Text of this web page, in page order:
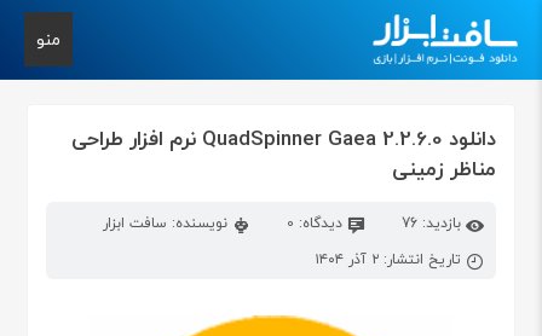
منو
دانلود QuadSpinner Gaea 2.2.6.0 نرم افزار طراحی
مناظر زمینی
بازدید: 76 دیدگاه: 0
نویسنده: سافت ابزار
تاریخ انتشار: ۲ آذر ۱۴۰۴